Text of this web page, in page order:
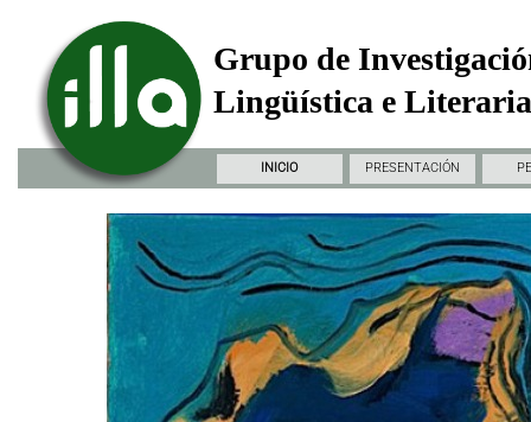
Grupo de
Lingüística e
INICIO PRESENTACIÓN